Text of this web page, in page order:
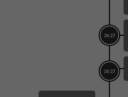
26:27
26:27